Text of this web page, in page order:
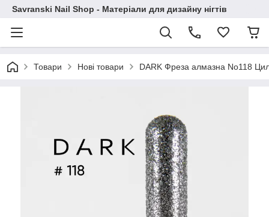
Savranski Nail Shop - Матеріали для дизайну нігтів
Товари Нові товари DARK Фреза алмазна No118